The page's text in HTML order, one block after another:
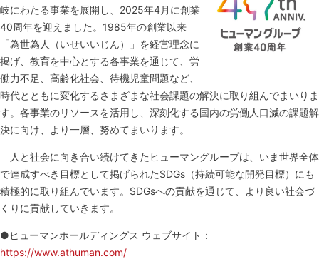
岐にわたる事業を展開し、2025年4月に創業
40周年を迎えました。1985年の創業以来
「為世為人（いせいいじん）」を経営理念に
掲げ、教育を中心とする各事業を通じて、労
働力不足、高齢化社会、待機児童問題など、
時代とともに変化するさまざまな社会課題の解決に取り組んでまいりま
す。各事業のリソースを活用し、深刻化する国内の労働人口減の課題解
決に向け、より一層、努めてまいります。
人と社会に向き合い続けてきたヒューマングループは、いま世界全体
で達成すべき目標として掲げられたSDGs（持続可能な開発目標）にも
積極的に取り組んでいます。SDGsへの貢献を通じて、より良い社会づ
くりに貢献していきます。
●ヒューマンホールディングス ウェブサイト：
https://www.athuman.com/